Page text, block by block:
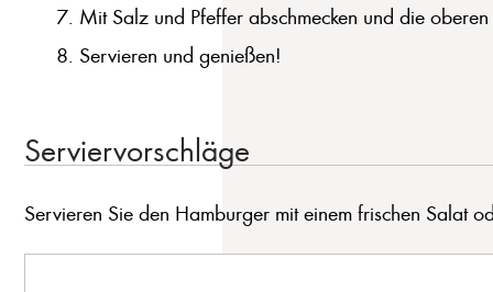
Mit Salz und Pfeffer abschmecken und die
Servieren und genießen!
Serviervorschläge
Servieren Sie den Hamburger mit einem frischen Salat